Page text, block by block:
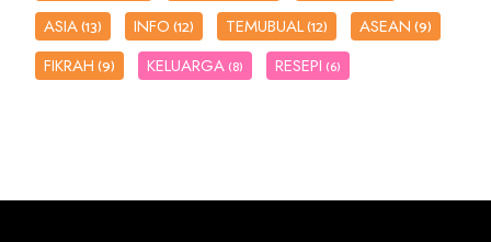
ASIA(13) INFO(12) TEMUBUAL(12) ASEAN(9)
FIKRAH(9) KELUARGA (8) RESEPI (6)